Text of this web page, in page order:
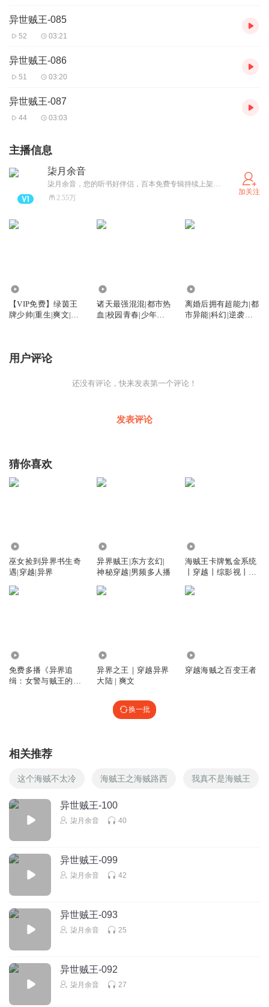
异世贼王-085
52 03:21
异世贼王-086
51 03:20
异世贼王-087
44 03:03
主播信息
柒月余音
柒月余音，您的听书好伴侣，百本免费专辑持续上架更新中，悬疑恐怖/都市爽文/古/现言情/总裁豪门/玄幻修仙/穿越重生/虚拟网游等等应有尽有，期待小耳朵儿们的光临，免费畅听哦！！
2.55万
加关注
【VIP免费】绿茵王
牌少帅|重生|爽文|逆
诸天最强混混|都市热
血|校园青春|少年逆
离婚后拥有超能力|都
市异能|科幻|逆袭爽
用户评论
还没有评论，快来发表第一个评论！
发表评论
猜你喜欢
巫女捡到异界书生奇
遇|穿越|异界
异界贼王|东方玄幻|
神秘穿越|男频多人播
海贼王卡牌氪金系统
丨穿越丨综影视丨系
免费多播《异界追
缉：女警与贼王的奇
异界之王｜穿越异界
大陆 | 爽文
穿越海贼之百变王者
换一批
相关推荐
这个海贼不太冷 海贼王之海贼路西 我真不是海贼王
异世贼王-100
柒月余音 40
异世贼王-099
柒月余音 42
异世贼王-093
柒月余音 25
异世贼王-092
柒月余音 27